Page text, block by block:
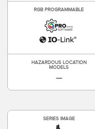
RGB PROGRAMMABLE
HAZARDOUS LOCATION
MODELS
—
SERIES IMAGE